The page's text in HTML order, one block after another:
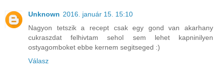
Unknown 2016. január 15. 15:10
Nagyon tetszik a recept csak egy gond van akarhany
cukraszdat felhivtam sehol sem lehet kapninilyen
ostyagomboket ebbe kernem segitseged :)
Válasz